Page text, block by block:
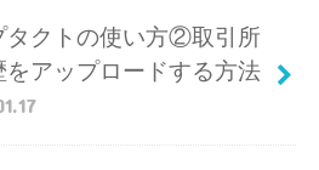
タクトの使い方②取引所
をアップロードする方法